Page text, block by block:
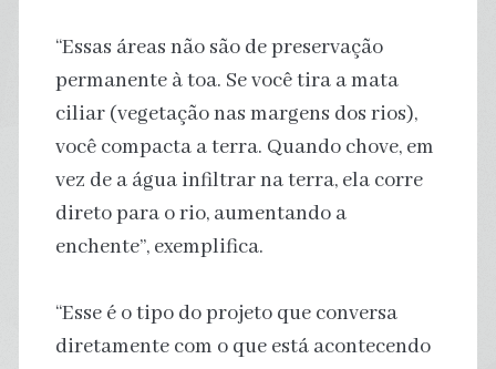
“Essas áreas não são de preservação
permanente à toa. Se você tira a mata
ciliar (vegetação nas margens dos rios),
você compacta a terra. Quando chove, em
vez de a água infiltrar na terra, ela corre
direto para o rio, aumentando a
enchente”, exemplifica.
“Esse é o tipo do projeto que conversa
diretamente com o que está acontecendo